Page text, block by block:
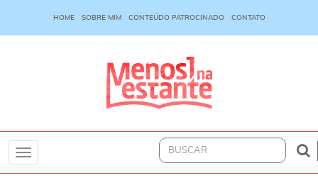
HOME SOBRE MIM CONTEÚDO PATROCINADO CONTATO
Toggle